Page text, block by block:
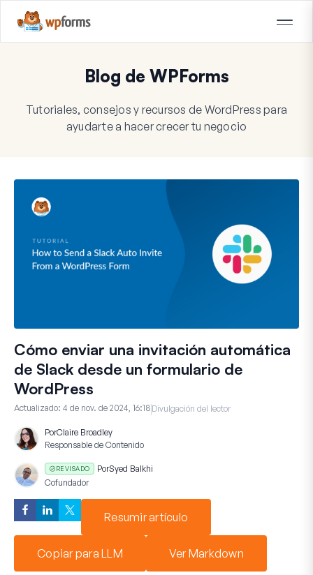
Blog de WPForms
Tutoriales, consejos y recursos de WordPress para
ayudarte a hacer crecer tu negocio
Cómo enviar una invitación automática
de Slack desde un formulario de
WordPress
Actualizado: 4 de nov. de 2024, 16:18 Divulgación del lector
PorClaire Broadley
Responsable de Contenido
REVISADO PorSyed Balkhi
Cofundador
Resumir artículo
Copiar para LLM Ver Markdown